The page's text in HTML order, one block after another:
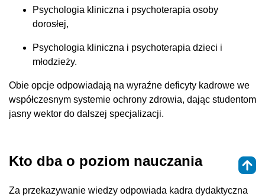
Psychologia kliniczna i psychoterapia osoby
dorosłej,
Psychologia kliniczna i psychoterapia dzieci i
młodzieży.
Obie opcje odpowiadają na wyraźne deficyty kadrowe we
współczesnym systemie ochrony zdrowia, dając studentom
jasny wektor do dalszej specjalizacji.
Kto dba o poziom nauczania
Za przekazywanie wiedzy odpowiada kadra dydaktyczna